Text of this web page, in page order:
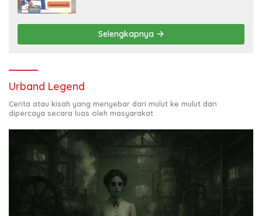
Selengkapnya
Urband Legend
Cerita atau kisah yang menyebar dari mulut ke mulut dan
dipercaya secara luas oleh masyarakat